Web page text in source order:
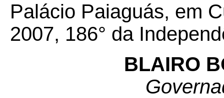
Palácio Paiaguás, em
2007, 186° da
BLAIRO